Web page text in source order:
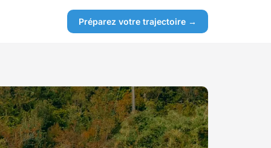
Préparez votre trajectoire →